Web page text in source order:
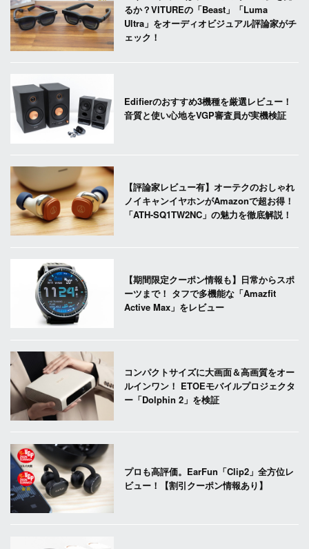
るか？VITUREの「Beast」「Luma
Ultra」をオーディオビジュアル評論家がチ
ェック！
Edifierのおすすめ3機種を厳選レビュー！
音質と使い心地をVGP審査員が実機検証
【評論家レビュー有】オーテクのおしゃれ
ノイキャンイヤホンがAmazonで超お得！
「ATH-SQ1TW2NC」の魅力を徹底解説！
【期間限定クーポン情報も】日常からスポ
ーツまで！ タフで多機能な「Amazfit
Active Max」をレビュー
コンパクトサイズに大画面＆高画質をオー
ルインワン！ ETOEモバイルプロジェクタ
ー「Dolphin 2」を検証
プロも高評価。EarFun「Clip2」全方位レ
ビュー！【割引クーポン情報あり】